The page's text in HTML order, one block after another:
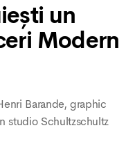
un
Modern
Barande, graphic
studio Schultzschultz